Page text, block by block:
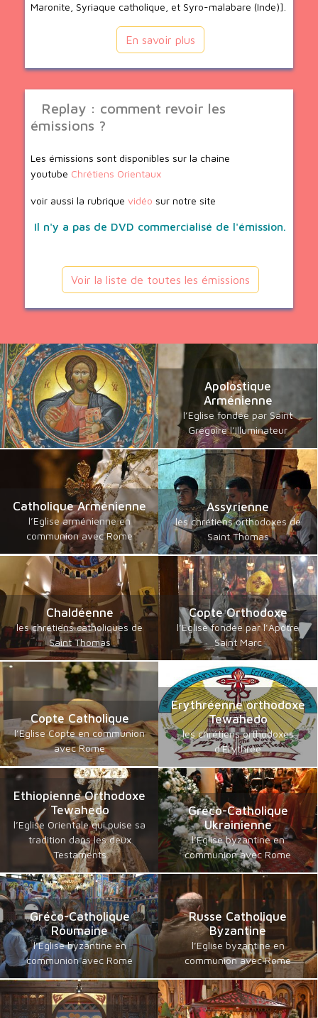
Maronite, Syriaque catholique, et Syro-malabare (Inde)].
En savoir plus
Replay : comment revoir les
émissions ?
Les émissions sont disponibles sur la chaine
youtube Chrétiens Orientaux
voir aussi la rubrique vidéo sur notre site
Il n'y a pas de DVD commercialisé de l'émission.
Voir la liste de toutes les émissions
Apolostique
Arménienne
l’Eglise fondée par Saint
Grégoire l’Illuminateur
Catholique Arménienne
l’Eglise arménienne en
communion avec Rome
Assyrienne
les chrétiens orthodoxes de
Saint Thomas
Chaldéenne
les chrétiens catholiques de
Saint Thomas
Copte Orthodoxe
l’Eglise fondée par l’Apôtre
Saint Marc
Copte Catholique
l’Eglise Copte en communion
avec Rome
Erythréenne orthodoxe
Tewahedo
les chrétiens orthodoxes
d'Erythrée
Ethiopienne Orthodoxe
Tewahedo
l’Eglise Orientale qui puise sa
tradition dans les deux
Testaments
Gréco-Catholique
Ukrainienne
l’Eglise byzantine en
communion avec Rome
Gréco-Catholique
Roumaine
l’Eglise byzantine en
communion avec Rome
Russe Catholique
Byzantine
l’Eglise byzantine en
communion avec Rome